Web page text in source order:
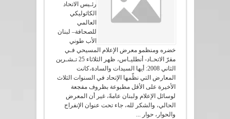
رئـيس الاتحاد
الكاثوليكي
العالمي
للصحافة– لبنان
الأب طوني
خضره ومنظمو معرض الإعلام المسيحي فـي
مقرّ الاتحـاد- أنطليـاس، ظهر الثلاثاء 25 تـشـرين
الثاني 2008: أيها السيدات والسادة،كانت
المعارض التي نظّمها الإتحاد في السنوات الثلاث
الأخيرة على الأقل مطبوعة بظروف مفجعة
لوسائل الإعلام ولبنان عامةً، غير أن المعرض
الحالي، والشكر لله، جاء تحت عنوان الإنفراج
والحوار، حوار ...